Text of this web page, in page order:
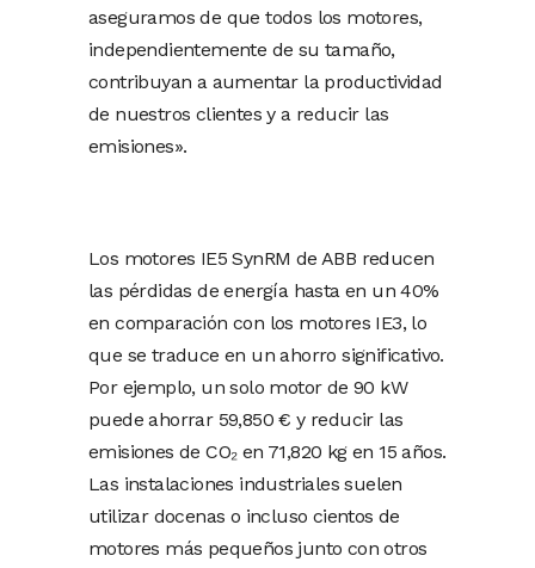
aseguramos de que todos los motores,
independientemente de su tamaño,
contribuyan a aumentar la productividad
de nuestros clientes y a reducir las
emisiones».
Los motores IE5 SynRM de ABB reducen
las pérdidas de energía hasta en un 40%
en comparación con los motores IE3, lo
que se traduce en un ahorro significativo.
Por ejemplo, un solo motor de 90 kW
puede ahorrar 59,850 € y reducir las
emisiones de CO₂ en 71,820 kg en 15 años.
Las instalaciones industriales suelen
utilizar docenas o incluso cientos de
motores más pequeños junto con otros